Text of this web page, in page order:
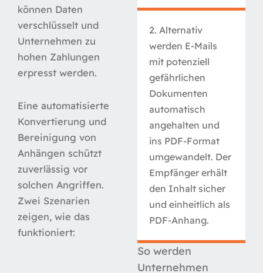
können Daten
verschlüsselt und
Unternehmen zu
hohen Zahlungen
erpresst werden.
Eine automatisierte
Konvertierung und
Bereinigung von
Anhängen schützt
zuverlässig vor
solchen Angriffen.
Zwei Szenarien
zeigen, wie das
funktioniert:
2. Alternativ
werden E-Mails
mit potenziell
gefährlichen
Dokumenten
automatisch
angehalten und
ins PDF-Format
umgewandelt. Der
Empfänger erhält
den Inhalt sicher
und einheitlich als
PDF-Anhang.
So werden
Unternehmen